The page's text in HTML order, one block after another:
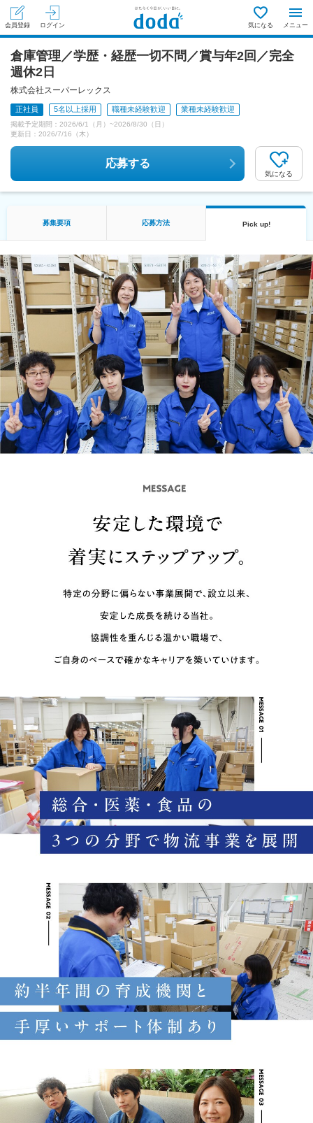
会員登録 ログイン 気になる メニュー
倉庫管理／学歴・経歴一切不問／賞与年2回／完全
週休2日
株式会社スーパーレックス
正社員 5名以上採用 職種未経験歓迎 業種未経験歓迎
掲載予定期間： 2026/6/1（月） ~2026/8/30（日）
更新日： 2026/7/16（木）
応募する
気になる
募集要項 応募方法 Pick up!